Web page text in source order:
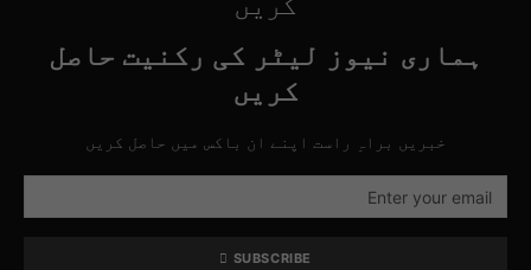
ہماری نیوز لیٹر کی رکنیت حاصل
کریں
خبریں براہِ راست اپنے ان باکس میں حاصل کریں
SUBSCRIBE